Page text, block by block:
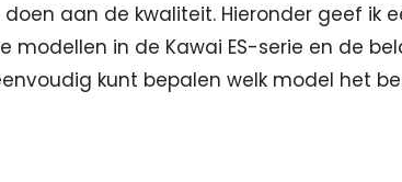
aan de kwaliteit. Hieronder geef ik
modellen in de Kawai ES-serie en de
kunt bepalen welk model het